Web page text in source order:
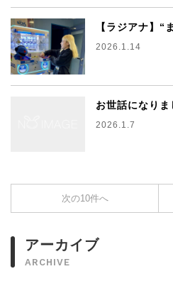
【ラジアナ】“
2026.1.14
お世話になりま
2026.1.7
次の10件へ
アーカイブ
ARCHIVE